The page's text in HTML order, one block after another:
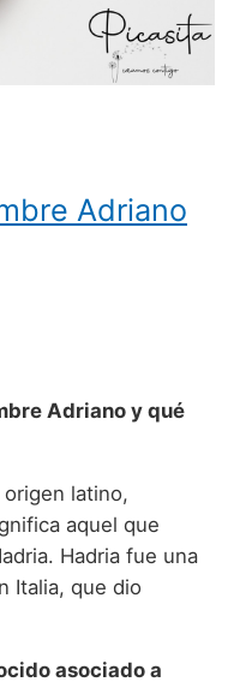
Adriano
Adriano y qué
latino,
aquel que
Hadria fue una
Italia, que dio
asociado a